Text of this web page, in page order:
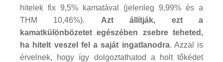
hitelek fix 9,5% kamatával (jelenleg 9,99% és a
THM 10,46%). Azt állítják, ezt a
kamatkülönbözetet egészében zsebre teheted,
ha hitelt veszel fel a saját ingatlanodra. Azzal is
érvelnek, hogy így dolgoztathatod a holt tőkédet